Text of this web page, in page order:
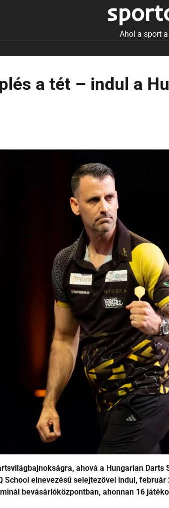
Ahol a sport
a tét – indul a
ahová a Hungarian Darts
School elnevezésű selejtezővel indul,
bevásárlóközpontban, ahonnan 16